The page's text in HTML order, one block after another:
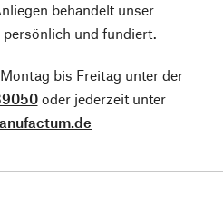
behandelt unser
und fundiert.
bis Freitag unter der
oder jederzeit unter